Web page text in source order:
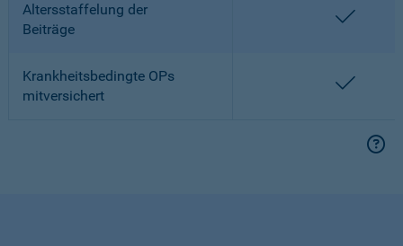
Altersstaffelung der
Beiträge
Krankheitsbedingte OPs
mitversichert